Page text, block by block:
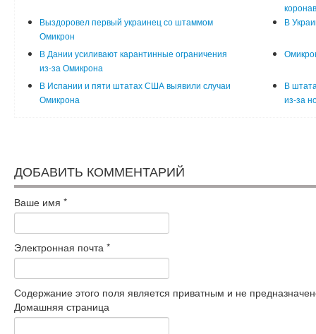
Выздоровел первый украинец со штаммом
Омикрон
В
В Дании усиливают карантинные ограничения
из-за Омикрона
В Испании и пяти штатах США выявили случаи
Омикрона
В
из-за
ДОБАВИТЬ КОММЕНТАРИЙ
Ваше имя *
Электронная почта *
Содержание этого поля является приватным и не
Домашняя страница